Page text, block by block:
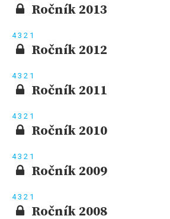
Ročník 2013
43 2 1
Ročník 2012
43 2 1
Ročník 2011
43 2 1
Ročník 2010
43 2 1
Ročník 2009
43 2 1
Ročník 2008